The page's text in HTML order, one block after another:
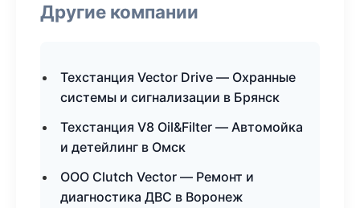
Другие компании
Техстанция Vector Drive — Охранные
системы и сигнализации в Брянск
Техстанция V8 Oil&Filter — Автомойка
и детейлинг в Омск
ООО Clutch Vector — Ремонт и
диагностика ДВС в Воронеж